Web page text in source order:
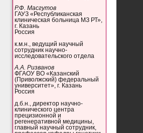
Р.Ф. Масгутов
ГАУЗ «Республиканская
клиническая больница МЗ РТ»,
г. Казань
Россия
к.м.н., ведущий научный
сотрудник научно-
исследовательского отдела
А.А. Ризванов
ФГАОУ ВО «Казанский
(Приволжский) федеральный
университет», г. Казань
Россия
д.б.н., директор научно-
клинического центра
прецизионной и
регенеративной медицины,
главный научный сотрудник,